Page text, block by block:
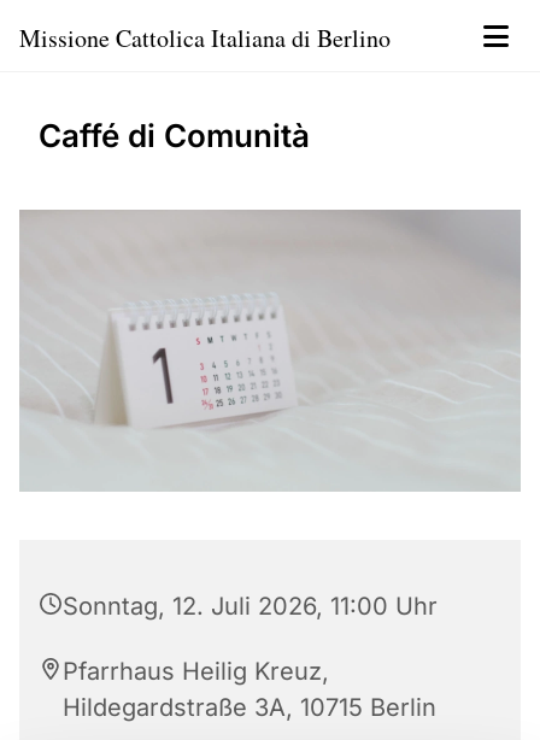
Missione Cattolica Italiana di Berlino
Caffé di Comunità
Sonntag, 12. Juli 2026, 11:00 Uhr
Pfarrhaus Heilig Kreuz,
Hildegardstraße 3A, 10715 Berlin